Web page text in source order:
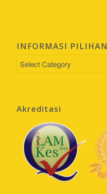
INFORMASI PILIHAN
INFORMASI
Akreditasi